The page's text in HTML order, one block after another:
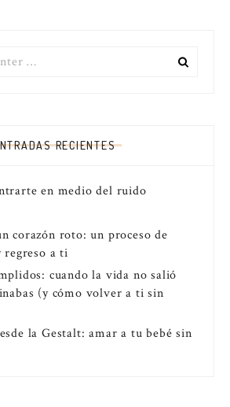
RECIENTES
en medio del ruido
corazón roto: un proceso de
a ti
cuando la vida no salió
(y cómo volver a ti sin
la Gestalt: amar a tu bebé sin